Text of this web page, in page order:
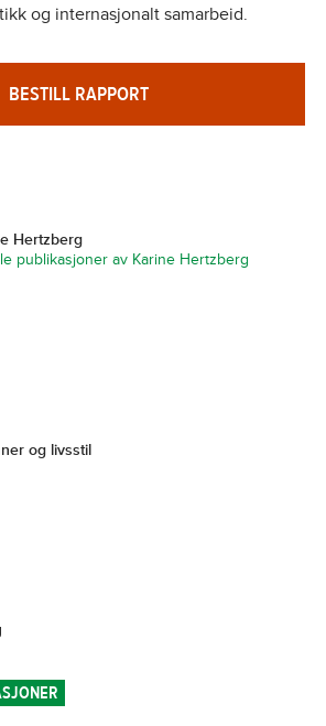
og internasjonalt samarbeid.
BESTILL RAPPORT
Hertzberg
publikasjoner av Karine Hertzberg
og livsstil